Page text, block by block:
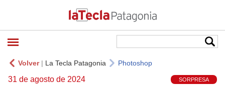
Volver| La Tecla Patagonia Photoshop
31 de agosto de 2024 SORPRESA